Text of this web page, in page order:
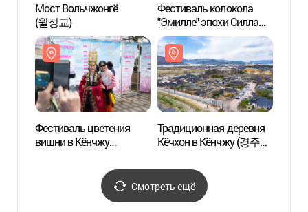
Мост Вольчжонгё
(월정교)
Фестиваль колокола
"Эмилле" эпохи Силла
(신라소리축제 에밀레전)
Фестиваль цветения
вишни в Кёнчжу
Традиционная деревня
Кёчхон в Кёнчжу (경주
Смотреть ещё